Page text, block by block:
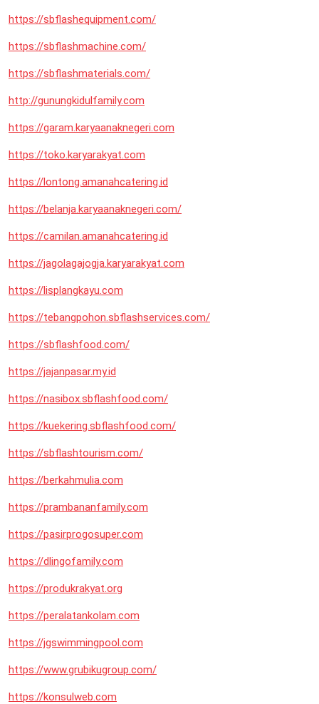
https://sbflashequipment.com/
https://sbflashmachine.com/
https://sbflashmaterials.com/
http://gunungkidulfamily.com
https://garam.karyaanaknegeri.com
https://toko.karyarakyat.com
https://lontong.amanahcatering.id
https://belanja.karyaanaknegeri.com/
https://camilan.amanahcatering.id
https://jagolagajogja.karyarakyat.com
https://lisplangkayu.com
https://tebangpohon.sbflashservices.com/
https://sbflashfood.com/
https://jajanpasar.my.id
https://nasibox.sbflashfood.com/
https://kuekering.sbflashfood.com/
https://sbflashtourism.com/
https://berkahmulia.com
https://prambananfamily.com
https://pasirprogosuper.com
https://dlingofamily.com
https://produkrakyat.org
https://peralatankolam.com
https://jgswimmingpool.com
https://www.grubikugroup.com/
https://konsulweb.com